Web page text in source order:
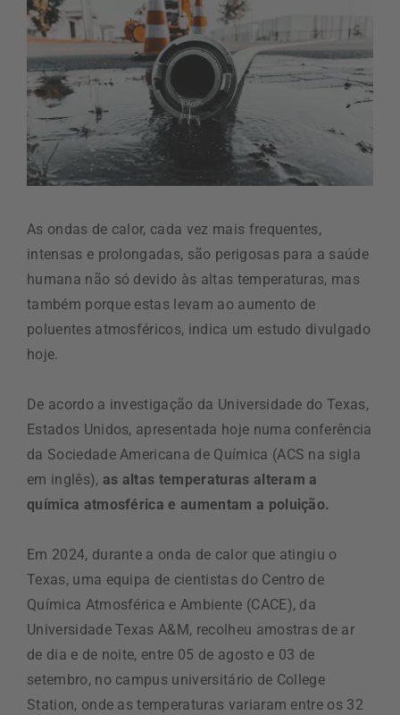
As ondas de calor, cada vez mais frequentes,
intensas e prolongadas, são perigosas para a saúde
humana não só devido às altas temperaturas, mas
também porque estas levam ao aumento de
poluentes atmosféricos, indica um estudo divulgado
hoje.
De acordo a investigação da Universidade do Texas,
Estados Unidos, apresentada hoje numa conferência
da Sociedade Americana de Química (ACS na sigla
em inglês), as altas temperaturas alteram a
química atmosférica e aumentam a poluição.
Em 2024, durante a onda de calor que atingiu o
Texas, uma equipa de cientistas do Centro de
Química Atmosférica e Ambiente (CACE), da
Universidade Texas A&M, recolheu amostras de ar
de dia e de noite, entre 05 de agosto e 03 de
setembro, no campus universitário de College
Station, onde as temperaturas variaram entre os 32